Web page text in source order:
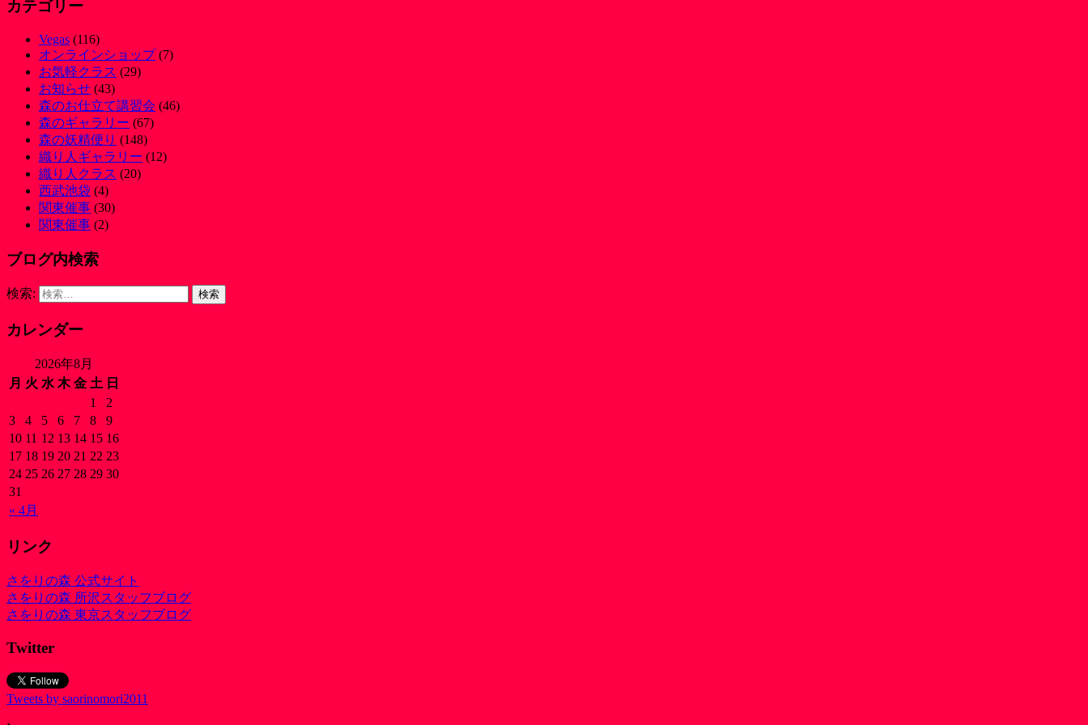
カテゴリー
Vegas (116)
オンラインショップ(7)
お気軽クラス (29)
お知らせ (43)
森のお仕立て講習会 (46)
森のギャラリー (67)
森の妖精便り (148)
織り人ギャラリー (12)
織り人クラス (20)
西武池袋 (4)
関東催事 (30)
関東催事 (2)
ブログ内検索
検索:
カレンダー
2026年8月
月 火 水 木 金 土 日
« 4月
1
2
3
4 5 6 7 8
9
10 11 12 13 14 15 16
17 18 19 20 21 22 23
24 25 26 27 28 29 30
31
リンク
さをりの森 公式サイト
さをりの森 所沢スタッフブログ
さをりの森 東京スタッフブログ
Twitter
Tweets by saorinomori2011